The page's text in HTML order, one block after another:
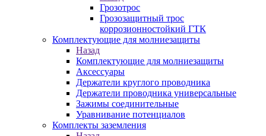
Грозотрос
Грозозащитный трос
коррозионностойкий ГТК
Комплектующие для молниезащиты
Назад
Комплектующие для молниезащиты
Аксессуары
Держатели круглого проводника
Держатели проводника универсальные
Зажимы соединительные
Уравнивание потенциалов
Комплекты заземления